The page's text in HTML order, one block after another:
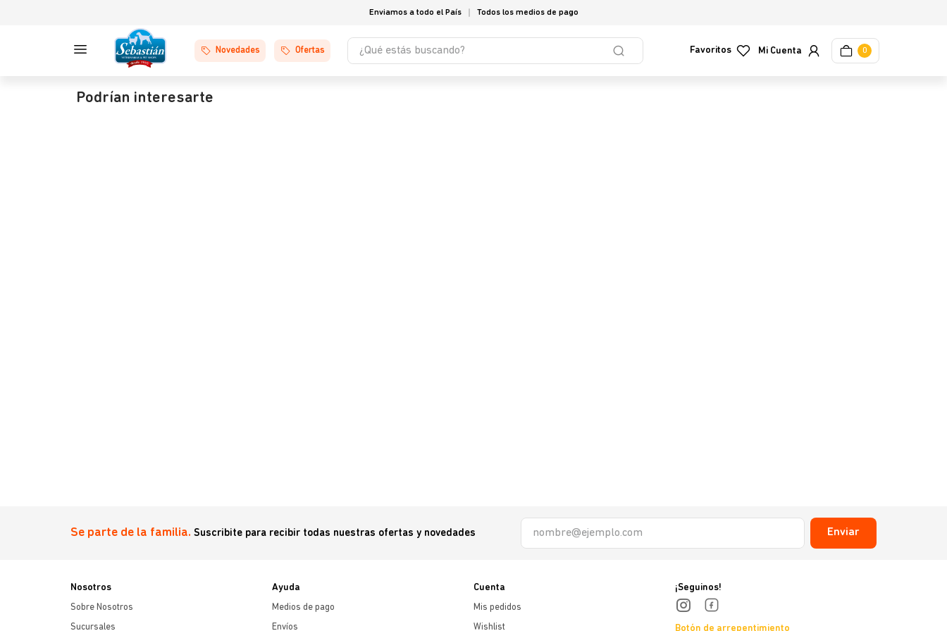
Enviamos a todo el País Todos los medios de pago
Novedades Ofertas
¿Qué estás buscando?
Favoritos 0
Podrían interesarte
Se parte de la familia. Suscribite para recibir todas nuestras ofertas y novedades Enviar
Nosotros
Sobre Nosotros
Sucursales
Ayuda
Medios de pago
Envíos
Cuenta
Mis pedidos
Wishlist
¡Seguinos!
Botón de arrepentimiento